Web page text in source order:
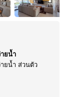
ยน้ำ
ายน้ำ ส่วนตัว